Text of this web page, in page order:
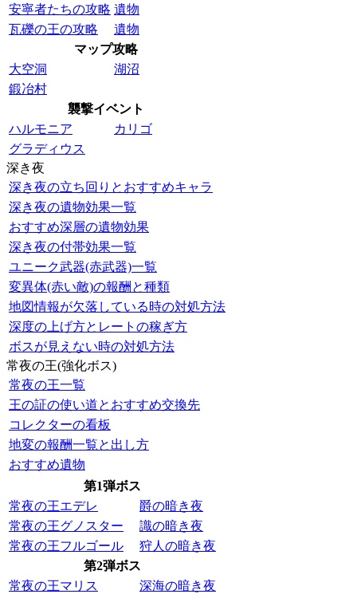
安寧者たちの攻略 遺物
瓦礫の王の攻略
遺物
マップ攻略
大空洞
湖沼
鍛冶村
襲撃イベント
ハルモニア
カリゴ
グラディウス
深き夜
深き夜の立ち回りとおすすめキャラ
深き夜の遺物効果一覧
おすすめ深層の遺物効果
深き夜の付帯効果一覧
ユニーク武器(赤武器)一覧
変異体(赤い敵)の報酬と種類
地図情報が欠落している時の対処方法
深度の上げ方とレートの稼ぎ方
ボスが見えない時の対処方法
常夜の王(強化ボス)
常夜の王一覧
王の証の使い道とおすすめ交換先
コレクターの看板
地変の報酬一覧と出し方
おすすめ遺物
第1弾ボス
常夜の王エデレ
爵の暗き夜
常夜の王グノスター
識の暗き夜
常夜の王フルゴール
狩人の暗き夜
第2弾ボス
常夜の王マリス
深海の暗き夜